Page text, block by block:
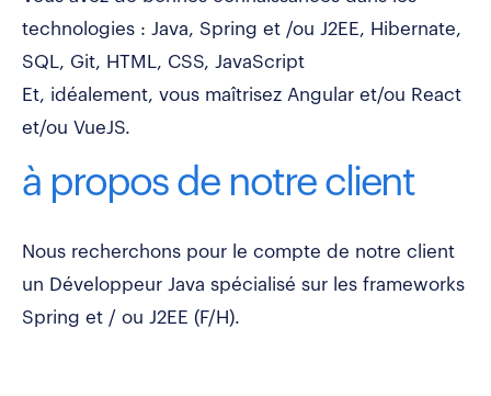
technologies : Java, Spring et /ou J2EE, Hibernate,
SQL, Git, HTML, CSS, JavaScript
Et, idéalement, vous maîtrisez Angular et/ou React
et/ou VueJS.
à propos de notre client
Nous recherchons pour le compte de notre client
un Développeur Java spécialisé sur les frameworks
Spring et / ou J2EE (F/H).